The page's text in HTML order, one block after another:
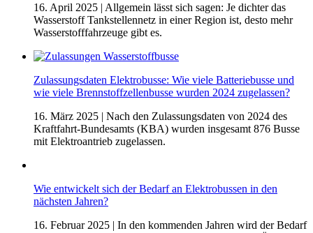
16. April 2025 | Allgemein lässt sich sagen: Je dichter das
Wasserstoff Tankstellennetz in einer Region ist, desto mehr
Wasserstofffahrzeuge gibt es.
Zulassungsdaten Elektrobusse: Wie viele Batteriebusse und
wie viele Brennstoffzellenbusse wurden 2024 zugelassen?
16. März 2025 | Nach den Zulassungsdaten von 2024 des
Kraftfahrt-Bundesamts (KBA) wurden insgesamt 876 Busse
mit Elektroantrieb zugelassen.
Wie entwickelt sich der Bedarf an Elektrobussen in den
nächsten Jahren?
16. Februar 2025 | In den kommenden Jahren wird der Bedarf